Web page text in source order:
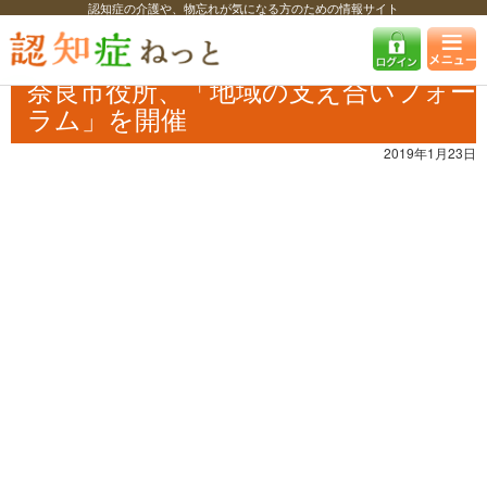
認知症の介護や、物忘れが気になる方のための情報サイト
認知症ねっと 認知症最新ニュース イベント
奈良市役所、「地域の支
え合いフォーラム」を開催
奈良市役所、「地域の支え合いフォー
ラム」を開催
2019年1月23日